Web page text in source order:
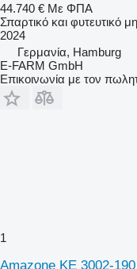
44.740 € Με ΦΠΑ
Σπαρτικό και φυτευτικό
2024
Γερμανία, Hamburg
E-FARM GmbH
Επικοινωνία με τον
1
Amazone KE 3002-